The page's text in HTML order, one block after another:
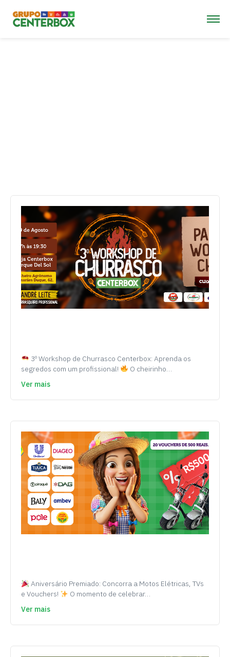
3º Workshop de Churrasco Centerbox: Aprenda os
segredos com um profissional!
O cheirinho…
Ver mais
Aniversário Premiado: Concorra a Motos Elétricas, TVs
e Vouchers!
O momento de celebrar…
Ver mais